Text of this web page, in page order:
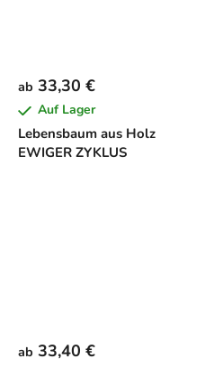
Lebensbaum aus Holz
EWIGER ZYKLUS
ab 33,30 €
Auf Lager
ab 33,40 €